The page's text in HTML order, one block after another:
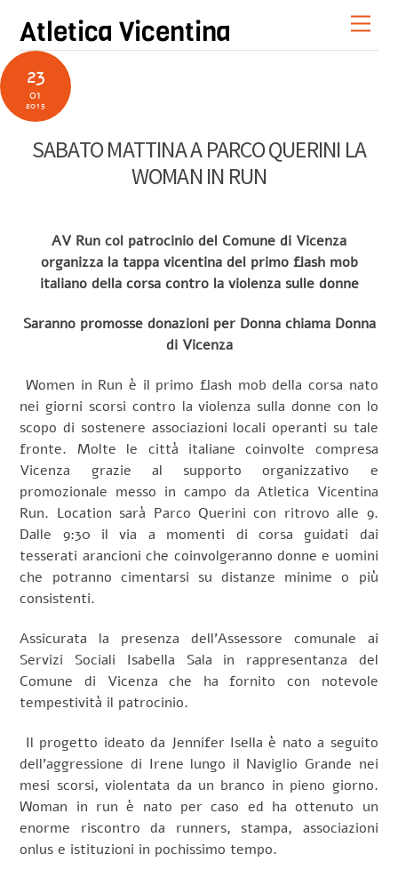
content
Atletica Vicentina
23
01
2015
SABATO MATTINA A PARCO QUERINI LA
WOMAN IN RUN
AV Run col patrocinio del Comune di Vicenza
organizza la tappa vicentina del primo flash mob
italiano della corsa contro la violenza sulle donne
Saranno promosse donazioni per Donna chiama Donna
di Vicenza
Women in Run è il primo flash mob della corsa nato
nei giorni scorsi contro la violenza sulla donne con lo
scopo di sostenere associazioni locali operanti su tale
fronte. Molte le città italiane coinvolte compresa
Vicenza grazie al supporto organizzativo e
promozionale messo in campo da Atletica Vicentina
Run. Location sarà Parco Querini con ritrovo alle 9.
Dalle 9:30 il via a momenti di corsa guidati dai
tesserati arancioni che coinvolgeranno donne e uomini
che potranno cimentarsi su distanze minime o più
consistenti.
Assicurata la presenza dell’Assessore comunale ai
Servizi Sociali Isabella Sala in rappresentanza del
Comune di Vicenza che ha fornito con notevole
tempestività il patrocinio.
Il progetto ideato da Jennifer Isella è nato a seguito
dell’aggressione di Irene lungo il Naviglio Grande nei
mesi scorsi, violentata da un branco in pieno giorno.
Woman in run è nato per caso ed ha ottenuto un
enorme riscontro da runners, stampa, associazioni
onlus e istituzioni in pochissimo tempo.